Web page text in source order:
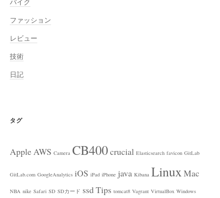
ファッション
レビュー
技術
日記
タグ
AppleAWS Camera CB400crucial Elasticsearch favicon GitLab
GitLab.com GoogleAnalytics iOS iPad iPhone java Kibana LinuxMac
NBA nike Safari SD SDカード ssdTips tomcat8 Vagrant VirtualBox Windows